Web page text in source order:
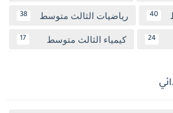
40 رياضيات الثالث متوسط 38
24 كيمياء الثالث متوسط 17